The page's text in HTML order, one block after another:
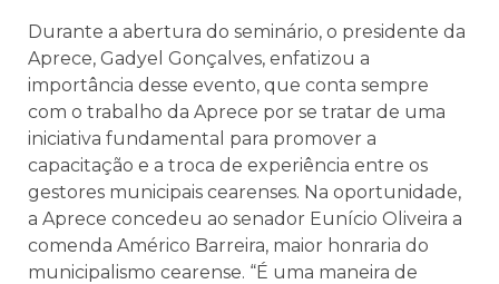
Durante a abertura do seminário, o presidente da
Aprece, Gadyel Gonçalves, enfatizou a
importância desse evento, que conta sempre
com o trabalho da Aprece por se tratar de uma
iniciativa fundamental para promover a
capacitação e a troca de experiência entre os
gestores municipais cearenses. Na oportunidade,
a Aprece concedeu ao senador Eunício Oliveira a
comenda Américo Barreira, maior honraria do
municipalismo cearense. “É uma maneira de